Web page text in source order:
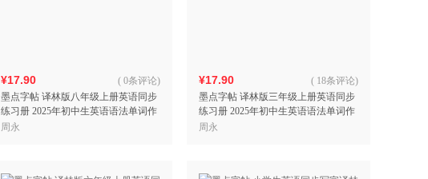
¥17.90
墨点字帖 译林版八年级上册英语同步
练习册 2025年初中生英语语法单词作
业本临摹练习字帖
( 0条评论)
周永
¥17.90
墨点字帖 译林版三年级上册英语同步
练习册 2025年初中生英语语法单词作
业本临摹练习字帖
( 18条评论)
周永